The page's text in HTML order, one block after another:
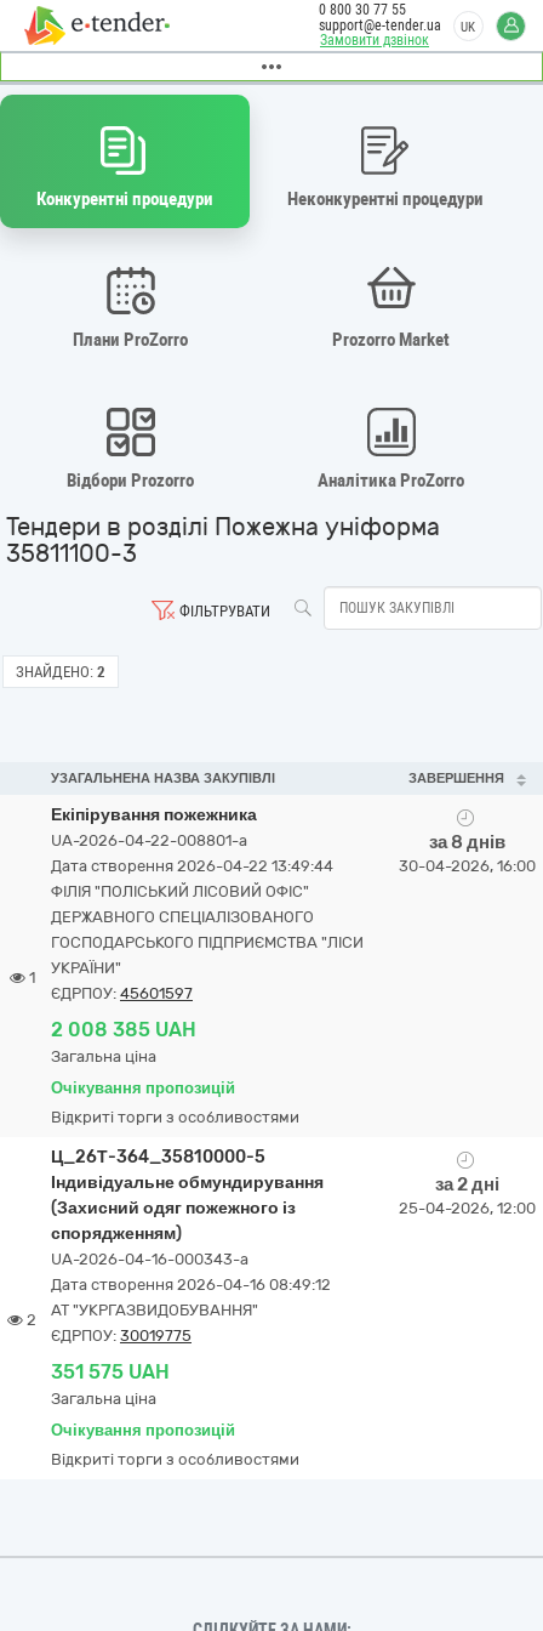
Замовити дзвінок
0 800 30 77 55
support@e-tender.ua
UK
Конкурентні процедури Неконкурентні процедури
Плани ProZorro Prozorro Market
Відбори Prozorro Аналітика ProZorro
Тендери в розділі Пожежна уніформа
35811100-3
ФІЛЬТРУВАТИ
ЗНАЙДЕНО: 2
УЗАГАЛЬНЕНА НАЗВА ЗАКУПІВЛІ ЗАВЕРШЕННЯ
1
Екіпірування пожежника
UA-2026-04-22-008801-a
Дата створення 2026-04-22 13:49:44
ФІЛІЯ "ПОЛІСЬКИЙ ЛІСОВИЙ ОФІС"
ДЕРЖАВНОГО СПЕЦІАЛІЗОВАНОГО
ГОСПОДАРСЬКОГО ПІДПРИЄМСТВА "ЛІСИ
УКРАЇНИ"
ЄДРПОУ: 45601597
2 008 385 UAH
Загальна ціна
Очікування пропозицій
Відкриті торги з особливостями
за 8 днів
30-04-2026, 16:00
2
Ц_26Т-364_35810000-5
Індивідуальне обмундирування
(Захисний одяг пожежного із
спорядженням)
UA-2026-04-16-000343-a
Дата створення 2026-04-16 08:49:12
АТ "УКРГАЗВИДОБУВАННЯ"
ЄДРПОУ: 30019775
351 575 UAH
Загальна ціна
Очікування пропозицій
Відкриті торги з особливостями
за 2 дні
25-04-2026, 12:00